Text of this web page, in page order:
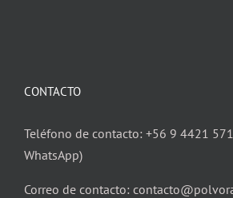
CONTACTO
Teléfono de contacto: +56 9 4421
WhatsApp)
Correo de contacto: